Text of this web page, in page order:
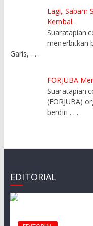
Lagi, Sabam
Kembal…
menerbitkan
Garis, . . .
FORJUBA
(FORJUBA)
berdiri . . .
EDITORIAL